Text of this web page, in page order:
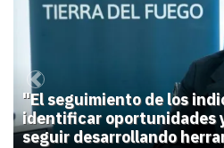
1
"El seguimiento de los
identificar oportunidades
seguir desarrollando
Previous